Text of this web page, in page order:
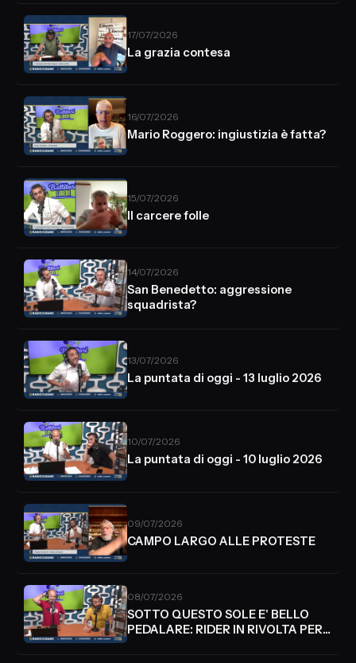
17/07/2026
La grazia contesa
16/07/2026
Mario Roggero: ingiustizia è fatta?
15/07/2026
Il carcere folle
14/07/2026
San Benedetto: aggressione
squadrista?
13/07/2026
La puntata di oggi - 13 luglio 2026
10/07/2026
La puntata di oggi - 10 luglio 2026
09/07/2026
CAMPO LARGO ALLE PROTESTE
08/07/2026
SOTTO QUESTO SOLE E' BELLO
PEDALARE: RIDER IN RIVOLTA PER